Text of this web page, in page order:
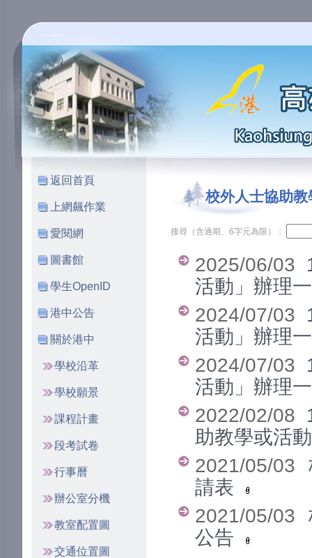
:::
返回首頁
上網飆作業
愛閱網
圖書館
學生OpenID
港中公告
關於港中
學校沿革
學校願景
課程計畫
段考試卷
行事曆
辦公室分機
教室配置圖
交通位置圖
:::
校外人士協助教
搜尋（含過期、6字元為限）：
2025/06/03
活動」辦理
2024/07/03
活動」辦理
2024/07/03
活動」辦理
2022/02/08
助教學或活
2021/05/03
請表
2021/05/03
公告